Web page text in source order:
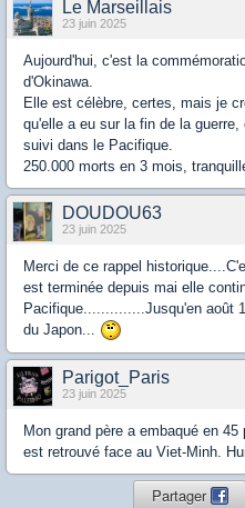
Le Marseillais
23 juin 2025
Aujourd'hui, c'est la
d'Okinawa.
Elle est célèbre, certes, mais je
qu'elle a eu sur la fin de la
suivi dans le Pacifique.
250.000 morts en 3 mois,
DOUDOU63
23 juin 2025
Merci de ce rappel
est terminée depuis mai elle
Pacifique..............Jusqu'en août
du Japon...
Parigot_Paris
23 juin 2025
Mon grand père a embaqué en
est retrouvé face au Viet-Minh.
Partager